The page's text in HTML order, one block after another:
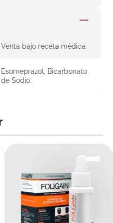
Venta bajo receta médica.
Esomeprazol, Bicarbonato
de Sodio.